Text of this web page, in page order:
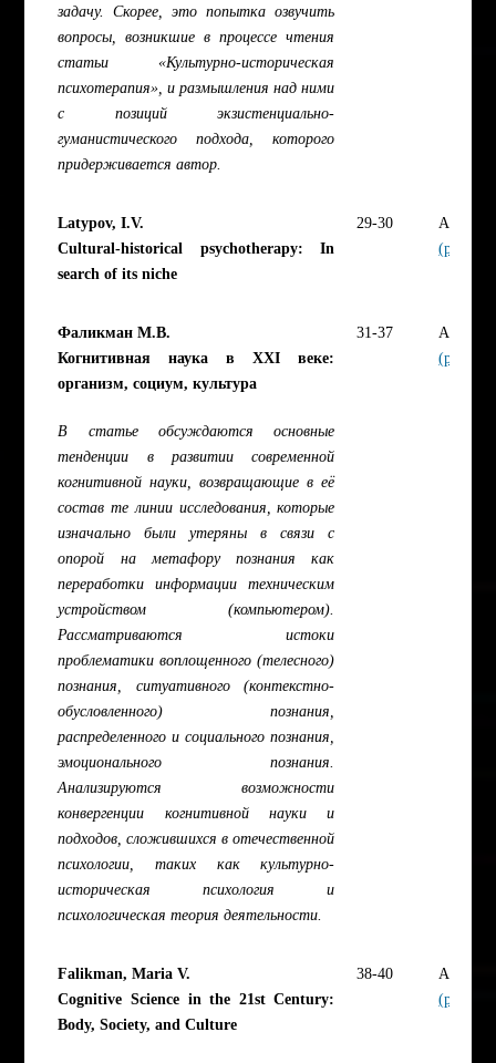
задачу. Скорее, это попытка озвучить
вопросы, возникшие в процессе чтения
статьи «Культурно-историческая
психотерапия», и размышления над ними
с позиций экзистенциально-
гуманистического подхода, которого
придерживается автор.
Latypov, I.V.
Cultural-historical psychotherapy: In
search of its niche
29-30
Article
(pdf)
Фаликман М.В.
Когнитивная наука в XXI веке:
организм, социум, культура
В статье обсуждаются основные
тенденции в развитии современной
когнитивной науки, возвращающие в её
состав те линии исследования, которые
изначально были утеряны в связи с
опорой на метафору познания как
переработки информации техническим
устройством (компьютером).
Рассматриваются истоки
проблематики воплощенного (телесного)
познания, ситуативного (контекстно-
обусловленного) познания,
распределенного и социального познания,
эмоционального познания.
Анализируются возможности
конвергенции когнитивной науки и
подходов, сложившихся в отечественной
психологии, таких как культурно-
историческая психология и
психологическая теория деятельности.
31-37
Article
(pdf)
Falikman, Maria V.
Cognitive Science in the 21st Century:
Body, Society, and Culture
38-40
Article
(pdf)